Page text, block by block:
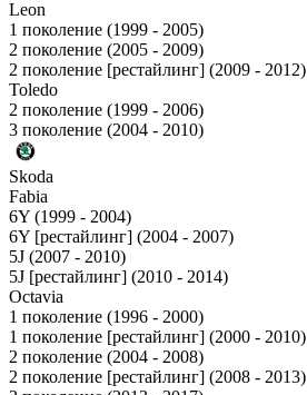
Leon
1 поколение (1999 - 2005)
2 поколение (2005 - 2009)
2 поколение [рестайлинг] (2009 - 2012)
Toledo
2 поколение (1999 - 2006)
3 поколение (2004 - 2010)
Skoda
Fabia
6Y (1999 - 2004)
6Y [рестайлинг] (2004 - 2007)
5J (2007 - 2010)
5J [рестайлинг] (2010 - 2014)
Octavia
1 поколение (1996 - 2000)
1 поколение [рестайлинг] (2000 - 2010)
2 поколение (2004 - 2008)
2 поколение [рестайлинг] (2008 - 2013)